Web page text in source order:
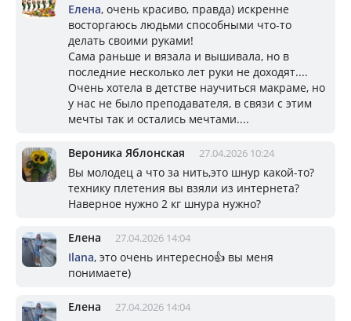
Елена, очень красиво, правда) искренне
восторгаюсь людьми способными что-то
делать своими руками!
Сама раньше и вязала и вышивала, но в
последние несколько лет руки не доходят....
Очень хотела в детстве научиться макраме, но
у нас не было преподавателя, в связи с этим
мечты так и остались мечтами....
Вероника Яблонская 27.04.2026 10:24
Вы молодец а что за нить,это шнур какой-то?
технику плетения вы взяли из интернета?
Наверное нужно 2 кг шнура нужно?
Елена 27.04.2026 14:04
Ilana, это очень интересно👍 вы меня
понимаете)
Елена 27.04.2026 14:04